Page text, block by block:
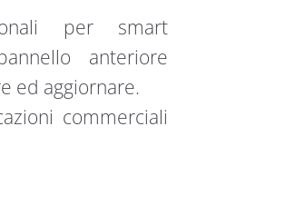
per smart
anteriore
ed aggiornare.
commerciali